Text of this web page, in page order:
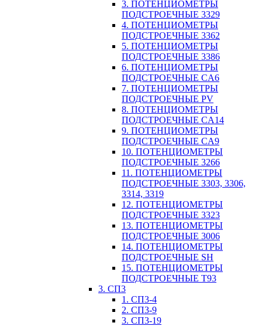
3. ПОТЕНЦИОМЕТРЫ
ПОДСТРОЕЧНЫЕ 3329
4. ПОТЕНЦИОМЕТРЫ
ПОДСТРОЕЧНЫЕ 3362
5. ПОТЕНЦИОМЕТРЫ
ПОДСТРОЕЧНЫЕ 3386
6. ПОТЕНЦИОМЕТРЫ
ПОДСТРОЕЧНЫЕ CA6
7. ПОТЕНЦИОМЕТРЫ
ПОДСТРОЕЧНЫЕ PV
8. ПОТЕНЦИОМЕТРЫ
ПОДСТРОЕЧНЫЕ CA14
9. ПОТЕНЦИОМЕТРЫ
ПОДСТРОЕЧНЫЕ CA9
10. ПОТЕНЦИОМЕТРЫ
ПОДСТРОЕЧНЫЕ 3266
11. ПОТЕНЦИОМЕТРЫ
ПОДСТРОЕЧНЫЕ 3303, 3306,
3314, 3319
12. ПОТЕНЦИОМЕТРЫ
ПОДСТРОЕЧНЫЕ 3323
13. ПОТЕНЦИОМЕТРЫ
ПОДСТРОЕЧНЫЕ 3006
14. ПОТЕНЦИОМЕТРЫ
ПОДСТРОЕЧНЫЕ SH
15. ПОТЕНЦИОМЕТРЫ
ПОДСТРОЕЧНЫЕ Т93
3. СП3
1. СП3-4
2. СП3-9
3. СП3-19